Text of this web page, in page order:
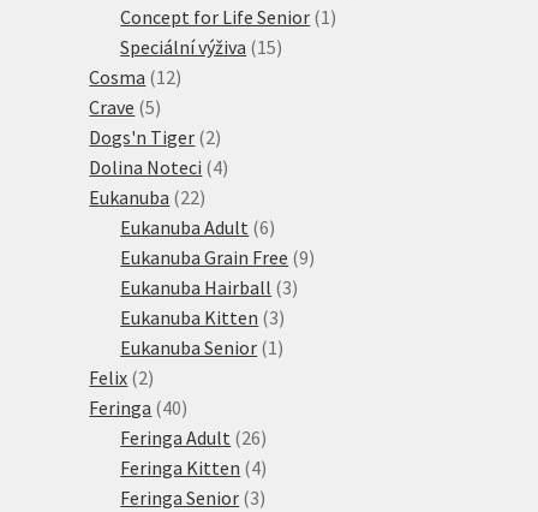
Concept for Life Senior 1 1
Speciální výživa 1515
Cosma 1212
Crave 55
produktů
Dogs'n Tiger 22
produkty
Dolina Noteci 44
Eukanuba 2222
produktů
Eukanuba Adult 66
produktů
Eukanuba Grain Free 99
Eukanuba Hairball 33
Eukanuba Kitten 33
produkty
Eukanuba Senior 1 1
Felix 22
produkty
Feringa 4040
produktů
Feringa Adult 2626
produktů
Feringa Kitten 44
produkty
Feringa Senior 33